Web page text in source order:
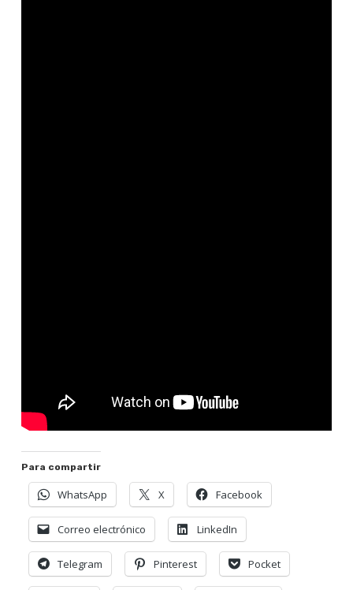
Para compartir
WhatsApp X Facebook
Correo electrónico LinkedIn
Telegram Pinterest Pocket